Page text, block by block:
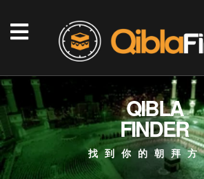
QIBLA
FINDER
找到你的朝拜